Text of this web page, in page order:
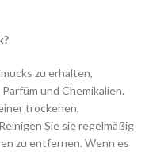
zu erhalten,
und Chemikalien.
trockenen,
Sie sie regelmäßig
zu entfernen. Wenn es